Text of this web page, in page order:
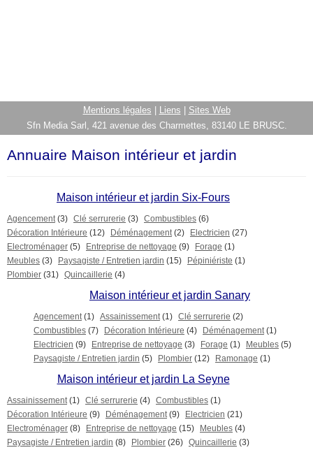
Mentions légales Liens
Sites Web
Sfn Media Sarl, 421 avenue des Charmettes, 83140 LE BRUSC.
Annuaire Maison intérieur et jardin
Maison intérieur et jardin Six-Fours
Agencement (3) Clé serrurerie (3) Combustibles (6)
Décoration Intérieure (12) Déménagement (2) Electricien (27)
Electroménager (5) Entreprise de nettoyage (9) Forage (1)
Meubles (3) Paysagiste / Entretien jardin (15) Pépiniériste (1)
Plombier (31) Quincaillerie (4)
Maison intérieur et jardin Sanary
Agencement (1) Assainissement (1) Clé serrurerie (2)
Combustibles (7) Décoration Intérieure (4) Déménagement (1)
Electricien (9) Entreprise de nettoyage (3) Forage (1) Meubles (5)
Paysagiste / Entretien jardin (5) Plombier (12) Ramonage (1)
Maison intérieur et jardin La Seyne
Assainissement (1) Clé serrurerie (4) Combustibles (1)
Décoration Intérieure (9) Déménagement (9) Electricien (21)
Electroménager (8) Entreprise de nettoyage (15) Meubles (4)
Paysagiste / Entretien jardin (8) Plombier (26) Quincaillerie (3)